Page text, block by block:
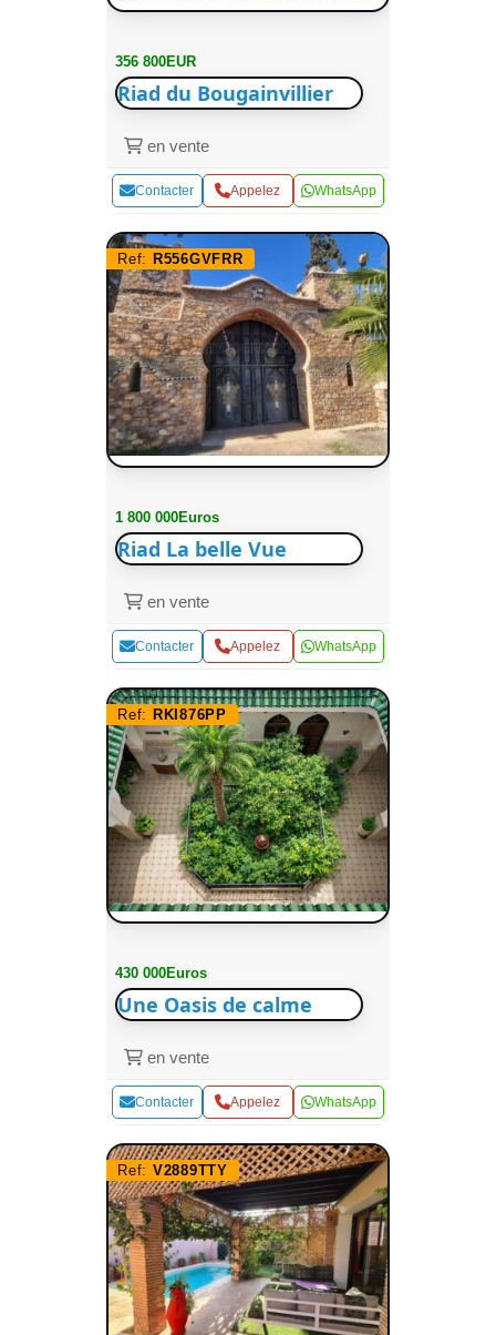
356 800EUR
Riad du Bougainvillier
en vente
Contacter Appelez WhatsApp
Ref: R556GVFRR
1 800 000Euros
Riad La belle Vue
en vente
Contacter Appelez WhatsApp
Ref: RKI876PP
430 000Euros
Une Oasis de calme
en vente
Contacter Appelez WhatsApp
Ref: V2889TTY